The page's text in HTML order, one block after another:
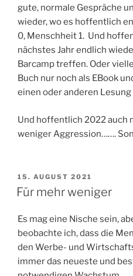
gute, normale Gespräche
wieder, wo es hoffentlich
0, Menschheit 1. Und
nächstes Jahr endlich
Barcamp treffen. Oder
Buch nur noch als EBook
einen oder anderen
Und hoffentlich 2022 auch
weniger Aggression…….
VERÖFFENTLICHT
AM
15. AUGUST 2021
Für mehr weniger
Es mag eine Nische sein,
beobachte ich, dass die
den Werbe- und
immer das neueste und